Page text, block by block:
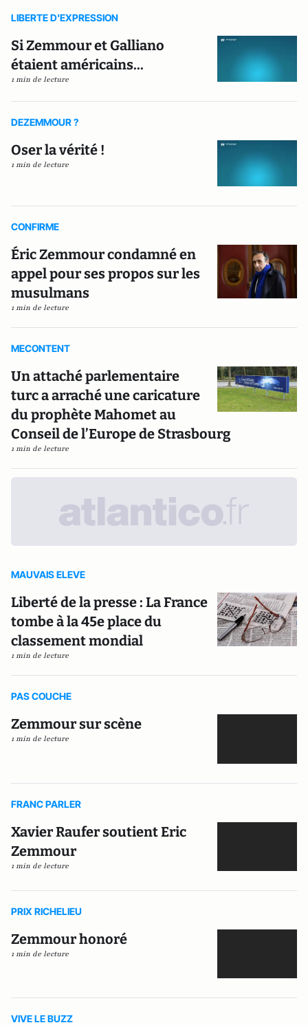
LIBERTE D'EXPRESSION
Si Zemmour et Galliano
étaient américains...
1 min de lecture
DEZEMMOUR ?
Oser la vérité !
1 min de lecture
CONFIRME
Éric Zemmour condamné en
appel pour ses propos sur les
musulmans
1 min de lecture
MECONTENT
Un attaché parlementaire
turc a arraché une caricature
du prophète Mahomet au
Conseil de l’Europe de Strasbourg
1 min de lecture
MAUVAIS ELEVE
Liberté de la presse : La France
tombe à la 45e place du
classement mondial
1 min de lecture
PAS COUCHE
Zemmour sur scène
1 min de lecture
FRANC PARLER
Xavier Raufer soutient Eric
Zemmour
1 min de lecture
PRIX RICHELIEU
Zemmour honoré
1 min de lecture
VIVE LE BUZZ